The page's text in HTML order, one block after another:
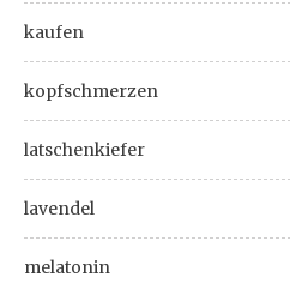
kaufen
kopfschmerzen
latschenkiefer
lavendel
melatonin